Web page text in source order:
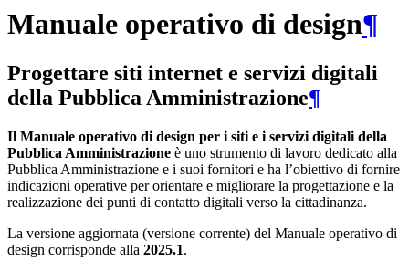
Manuale operativo di design¶
Progettare siti internet e servizi digitali
della Pubblica Amministrazione¶
Il Manuale operativo di design per i siti e i servizi digitali della
Pubblica Amministrazione è uno strumento di lavoro dedicato alla
Pubblica Amministrazione e i suoi fornitori e ha l’obiettivo di fornire
indicazioni operative per orientare e migliorare la progettazione e la
realizzazione dei punti di contatto digitali verso la cittadinanza.
La versione aggiornata (versione corrente) del Manuale operativo di
design corrisponde alla 2025.1.